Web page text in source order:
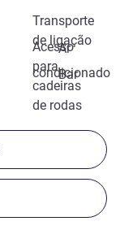
Transporte
de ligação
Acesso
para
cadeiras
de rodas
Ar
condicionado
Bar